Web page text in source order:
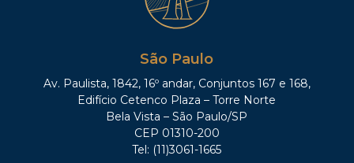
São Paulo
Av. Paulista, 1842, 16º andar, Conjuntos 167 e 168,
Edifício Cetenco Plaza – Torre Norte
Bela Vista – São Paulo/SP
CEP 01310-200
Tel: (11)3061-1665